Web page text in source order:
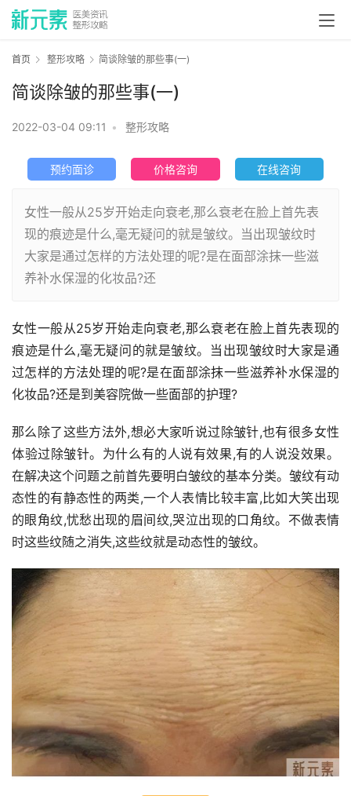
首页 整形攻略 简谈除皱的那些事(一)
简谈除皱的那些事(一)
2022-03-04 09:11 • 整形攻略
预约面诊 价格咨询 在线咨询
女性一般从25岁开始走向衰老,那么衰老在脸上首先表
现的痕迹是什么,毫无疑问的就是皱纹。当出现皱纹时
大家是通过怎样的方法处理的呢?是在面部涂抹一些滋
养补水保湿的化妆品?还
女性一般从25岁开始走向衰老,那么衰老在脸上首先表现的
痕迹是什么,毫无疑问的就是皱纹。当出现皱纹时大家是通
过怎样的方法处理的呢?是在面部涂抹一些滋养补水保湿的
化妆品?还是到美容院做一些面部的护理?
那么除了这些方法外,想必大家听说过除皱针,也有很多女性
体验过除皱针。为什么有的人说有效果,有的人说没效果。
在解决这个问题之前首先要明白皱纹的基本分类。皱纹有动
态性的有静态性的两类,一个人表情比较丰富,比如大笑出现
的眼角纹,忧愁出现的眉间纹,哭泣出现的口角纹。不做表情
时这些纹随之消失,这些纹就是动态性的皱纹。